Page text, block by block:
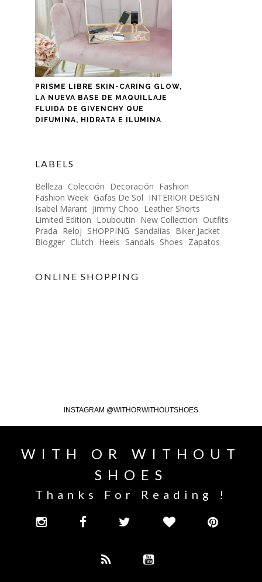
PRISME LIBRE SKIN-CARING GLOW,
LA NUEVA BASE DE MAQUILLAJE
FLUIDA DE GIVENCHY QUE
DIFUMINA, HIDRATA E ILUMINA
LABELS
Belleza Colección Decoración Fashion
Fashion Week Gafas De Sol INTERIOR DESIGN
Isabel Marant Jimmy Choo Leather Shorts
Limited Edition Louboutin New Collection Outfits
Prada Reloj SHOPPING Sandalias Biker Jacket
Blogger Clutch Heels Sandals Shoes Zapatos
ONLINE SHOPPING
INSTAGRAM @WITHORWITHOUTSHOES
WITH OR WITHOUT
SHOES
Thanks For Reading !